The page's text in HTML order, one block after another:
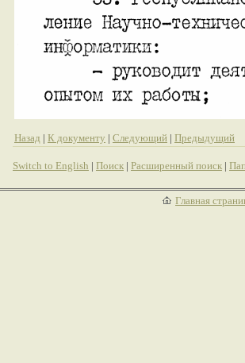
Назад | К документу | Следующий | Предыдущий
Switch to English | Поиск | Расширенный поиск |
Главная